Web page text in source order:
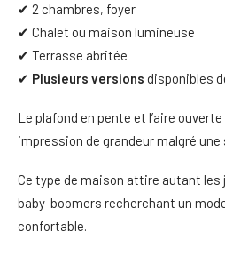
✔ 2 chambres, foyer
✔ Chalet ou maison lumineuse
✔ Terrasse abritée
✔ Plusieurs versions disponibles
Le plafond en pente et l’aire
impression de grandeur malgré
Ce type de maison attire autant les
baby-boomers recherchant un
confortable.